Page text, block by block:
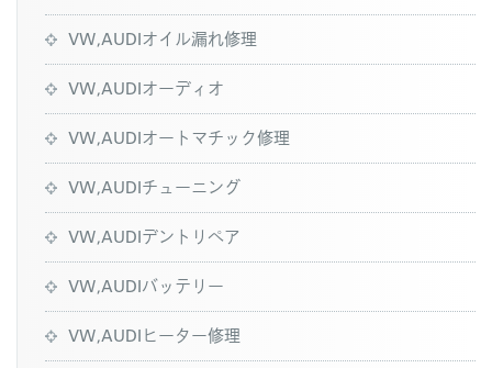
VW,AUDIオイル漏れ修理
VW,AUDIオーディオ
VW,AUDIオートマチック修理
VW,AUDIチューニング
VW,AUDIデントリペア
VW,AUDIバッテリー
VW,AUDIヒーター修理